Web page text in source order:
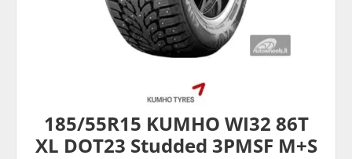
185/55R15 KUMHO WI32 86T
XL DOT23 Studded 3PMSF M+S